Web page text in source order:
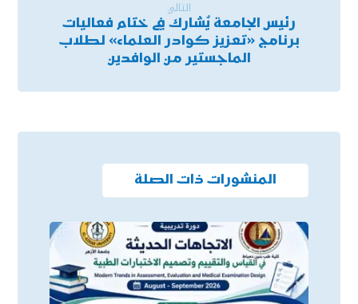
التالي
رئيس الجامعة يُشارك في ختام فعاليات
برنامج «تعزيز كوادر العلماء» لطلاب
الماجستير من الوافدين
المنشورات ذات الصلة